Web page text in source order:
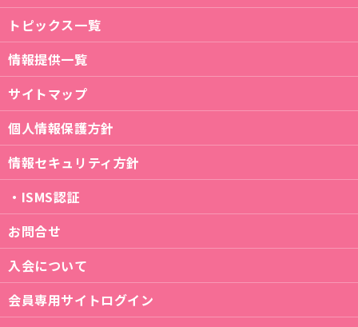
トピックス一覧
情報提供一覧
サイトマップ
個人情報保護方針
情報セキュリティ方針
・ISMS認証
お問合せ
入会について
会員専用サイトログイン